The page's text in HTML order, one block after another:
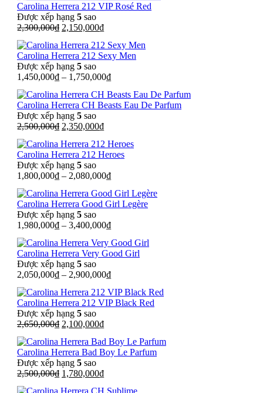
Carolina Herrera 212 VIP Rosé Red
Được xếp hạng 5 sao
2,300,000₫ Giá
là:
2,300,000₫.
2,150,000₫Giá
tại
là:
Carolina Herrera 212 Sexy Men
Được xếp hạng 5 sao
1,450,000₫ – 1,750,000₫
Carolina Herrera CH Beasts Eau De Parfum
Được xếp hạng 5 sao
2,500,000₫ Giá
là:
2,500,000₫.
2,350,000₫Giá
tại
là:
Carolina Herrera 212 Heroes
Được xếp hạng 5 sao
1,800,000₫ – 2,080,000₫
Carolina Herrera Good Girl Legère
Được xếp hạng 5 sao
1,980,000₫ – 3,400,000₫
Carolina Herrera Very Good Girl
Được xếp hạng 5 sao
2,050,000₫ – 2,900,000₫
Carolina Herrera 212 VIP Black Red
Được xếp hạng 5 sao
2,650,000₫ Giá
là:
2,650,000₫.
2,100,000₫Giá
tại
là:
Carolina Herrera Bad Boy Le Parfum
Được xếp hạng 5 sao
2,500,000₫ Giá
1,780,000₫Giá